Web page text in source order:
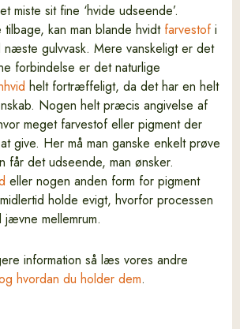
miste sit fine ‘hvide udseende’.
kan man blande hvidtfarvestofi
gulvvask. Mere vanskeligt er det
forbindelse er det naturlige
helt fortræffeligt, da det har en helt
Nogen helt præcis angivelse af
meget farvestof eller pigment der
give. Her må man ganske enkelt prøve
får det udseende, man ønsker.
eller nogen anden form for pigment
holde evigt, hvorfor processen
mellemrum.
information så læs vores andre
hvordan du holder dem.